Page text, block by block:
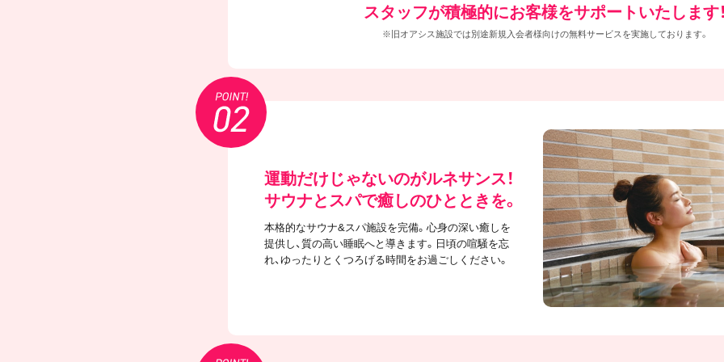
スタッフが積極的にお客様をサポートいたします
※旧オアシス施設では別途新規入会者様向けの無料サービスを実施しております。
運動だけじゃないのがルネサンス！
サウナとスパで癒しのひとときを。
本格的なサウナ&スパ施設を完備。心身の深い癒しを
提供し、質の高い睡眠へと導きます。日頃の喧騒を忘
れ、ゆったりとくつろげる時間をお過ごしください。